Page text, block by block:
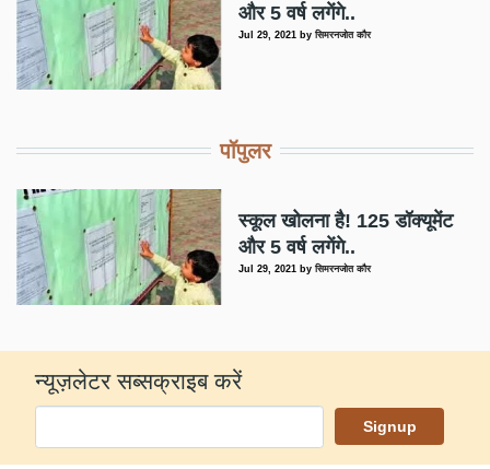
और 5 वर्ष लगेंगे..
Jul 29, 2021 byसिमरनजोत कौर
पॉपुलर
स्कूल खोलना है! 125 डॉक्यूमेंट
और 5 वर्ष लगेंगे..
Jul 29, 2021 byसिमरनजोत कौर
न्यूज़लेटर सब्सक्राइब करें